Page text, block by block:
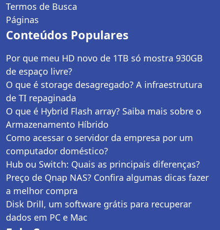
Termos de Busca
Páginas
Conteúdos Populares
Por que meu HD novo de 1TB só mostra 930GB
de espaço livre?
O que é storage desagregado? A infraestrutura
de TI repaginada
O que é Hybrid Flash array? Saiba mais sobre o
Armazenamento Híbrido
Como acessar o servidor da empresa por um
computador doméstico?
Hub ou Switch: Quais as principais diferenças?
Preço de Qnap NAS? Confira algumas dicas fazer
a melhor compra
Disk Drill, um software grátis para recuperar
dados em PC e Mac